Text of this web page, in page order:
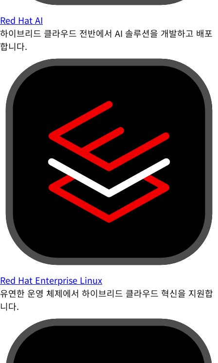
Red Hat AI
하이브리드 클라우드 전반에서 AI 솔루션을 개발하고 배포
합니다.
Red Hat Enterprise Linux
유연한 운영 체제에서 하이브리드 클라우드 혁신을 지원합
니다.